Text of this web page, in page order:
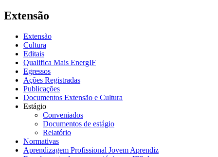
Extensão
Extensão
Cultura
Editais
Qualifica Mais EnergIF
Egressos
Ações Registradas
Publicações
Documentos Extensão e Cultura
Estágio
Conveniados
Documentos de estágio
Relatório
Normativas
Aprendizagem Profissional Jovem Aprendiz